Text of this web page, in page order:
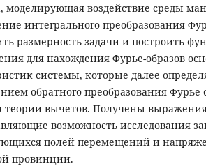
моделирующая воздействие среды
интегрального преобразования
размерность задачи и построить
для нахождения Фурье-образов
системы, которые далее
обратного преобразования Фурье
теории вычетов. Получены
возможность исследования
полей перемещений и
провинции.